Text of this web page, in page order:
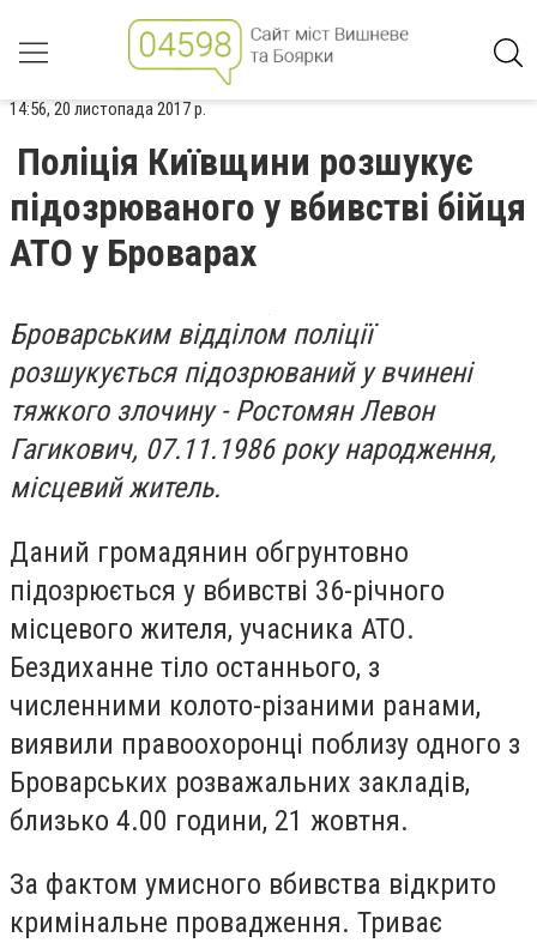
14:56, 20 листопада 2017 р.
Поліція Київщини розшукує
підозрюваного у вбивстві бійця
АТО у Броварах
Броварським відділом поліції
розшукується підозрюваний у вчинені
тяжкого злочину - Ростомян Левон
Гагикович, 07.11.1986 року народження,
місцевий житель.
Даний громадянин обгрунтовно
підозрюється у вбивстві 36-річного
місцевого жителя, учасника АТО.
Бездиханне тіло останнього, з
численними колото-різаними ранами,
виявили правоохоронці поблизу одного з
Броварських розважальних закладів,
близько 4.00 години, 21 жовтня.
За фактом умисного вбивства відкрито
кримінальне провадження. Триває